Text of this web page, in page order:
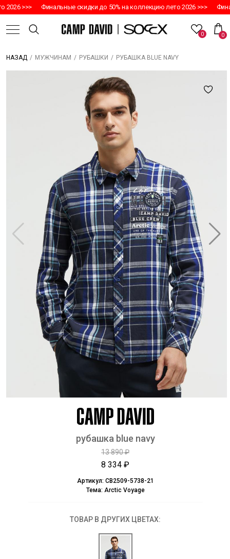
>>> Финальные скидки до 50% на коллекцию лето 2026 >>>
0 0
НАЗАД / МУЖЧИНАМ / РУБАШКИ / РУБАШКА BLUE NAVY
рубашка blue navy
13 890 ₽
8 334 ₽
Артикул: CB2509-5738-21
Тема: Arctic Voyage
ТОВАР В ДРУГИХ ЦВЕТАХ: